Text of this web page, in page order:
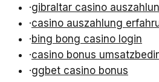
·gibraltar casino
·casino auszahlung
·bing bong casino login
·casino bonus
·ggbet casino bonus